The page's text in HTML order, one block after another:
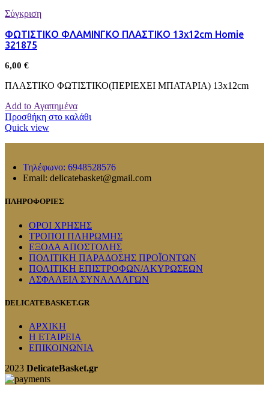
Σύγκριση
ΦΩΤΙΣΤΙΚΟ ΦΛΑΜΙΝΓΚΟ ΠΛΑΣΤΙΚΟ 13x12cm Homie
321875
6,00 €
ΠΛΑΣΤΙΚΟ ΦΩΤΙΣΤΙΚΟ(ΠΕΡΙΕΧΕΙ ΜΠΑΤΑΡΙΑ) 13x12cm
Add to Αγαπημένα
Προσθήκη στο καλάθι
Quick view
Τηλέφωνο: 6948528576
Email: delicatebasket@gmail.com
ΠΛΗΡΟΦΟΡΙΕΣ
ΟΡΟΙ ΧΡΗΣΗΣ
ΤΡΟΠΟΙ ΠΛΗΡΩΜΗΣ
ΕΞΟΔΑ ΑΠΟΣΤΟΛΗΣ
ΠΟΛΙΤΙΚΗ ΠΑΡΑΔΟΣΗΣ ΠΡΟΪΟΝΤΩΝ
ΠΟΛΙΤΙΚΗ ΕΠΙΣΤΡΟΦΩΝ/ΑΚΥΡΩΣΕΩΝ
ΑΣΦΑΛΕΙΑ ΣΥΝΑΛΛΑΓΩΝ
DELICATEBASKET.GR
ΑΡΧΙΚΗ
Η ΕΤΑΙΡΕΙΑ
ΕΠΙΚΟΙΝΩΝΙΑ
2023 DelicateBasket.gr